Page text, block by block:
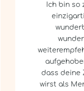
Ich bin so
dass deine
wirst als